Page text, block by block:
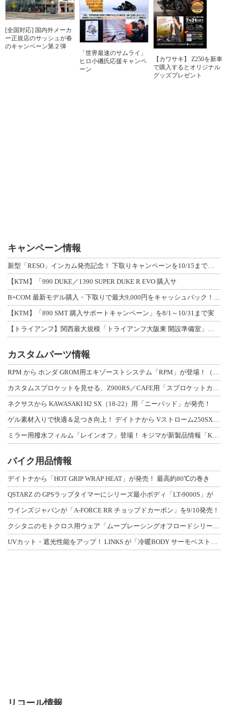
[全国対応] 国内外メーカ
ー正規店のサッシュが春
のキャンペーン第２弾
「世界最速のサムライ」
ヒロ小磯氏応援キャンペ
ーン
【カワサキ】 Z250を新車
で購入するとオリジナル
グッズプレゼント
キャンペーン情報
【KTM】「990 DUKE／1390 SUPER DUKE R EVO 購入サ
【KTM】「890 SMT 購入サポートキャンペーン」を8/1～10/31まで実
カスタムパーツ情報
ネクサスから KAWASAKI H2 SX（18-22）用「ニーパッド」が発売！
バイク用品情報
デイトナから「HOT GRIP WRAP HEAT」が発売！ 最高約80℃の巻き
QSTARZ の GPSラップタイマーにシリーズ最小ボディ「LT-9000S」が
ウインズジャパンが「A-FORCE RR チョップドカーボン」を9/10発売！
リコール情報